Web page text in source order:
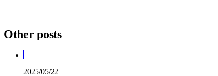
Other posts
2025/05/22